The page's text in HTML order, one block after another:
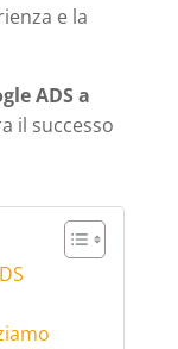
e la
ADS a
il successo